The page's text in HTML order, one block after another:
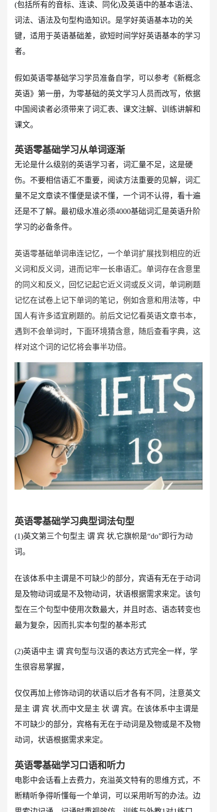
(包括所有的音标、连读、同化)及英语中的基本语法、
词法、语法及句型构造知识。是学好英语基本功的关
键，适用于英语基础差，欲短时间学好英语基本的学习
者。
假如英语零基础学习学员准备自学，可以参考《新概念
英语》第一册，为零基础的英文学习人员而改写，依据
中国阅读者必须带来了词汇表、课文注解、训练讲解和
课文。
英语零基础学习从单词逐渐
无论是什么级别的英语学习者，词汇量不足，这是硬
伤。不要相信语汇不重要，阅读方法重要的见解，词汇
量不足文章读不懂便是读不懂，一个词不认得，看十遍
还是不了解。最初级水准必须4000基础词汇是英语升阶
学习的必备条件。
英语零基础单词串连记忆，一个单词扩展找到相应的近
义词和反义词，进而记牢一长串语汇。单词存在含意里
的同义和反义，回忆记起它近义词或反义词，单词刷题
记忆在试卷上记下单词的笔记，例如含意和用法等，中
国人有许多适宜刷题的。前后文记忆看英语文章书本，
遇到不会单词时，下面环境猜含意，随后查看字典，这
样对这个词的记忆将会事半功倍。
英语零基础学习典型词法句型
(1)英文第三个句型主 谓 宾 状,它旗帜是“do”即行为动
词。
在该体系中主谓是不可缺少的部分，宾语有无在于动词
是及物动词或是不及物动词，状语根据需求来定。该句
型在三个句型中使用次数最大，并且时态、语态转变也
最为复杂，因而扎实本句型的基本形式
(2)英语中主 谓 宾句型与汉语的表达方式完全一样，学
生很容易掌握，
仅仅再加上修饰动词的状语以后才各有不同，注意英文
是主 谓 宾 状,而中文是主 状 谓 宾。在该体系中主谓是
不可缺少的部分，宾格有无在于动词是及物或是不及物
动词，状语根据需求来定。
英语零基础学习口语和听力
电影中会话看上去费力，充溢英文特有的思维方式，不
断精听争得听懂每一个单词，可以采用听写的办法。边